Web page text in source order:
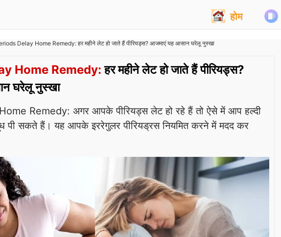
होम
Delay Home Remedy: हर महीने लेट हो जाते हैं पीरियड्स? आजमाएं यह आसान घरेलू नुस्खा
Home Remedy: हर महीने लेट हो जाते हैं पीरियड्स?
घरेलू नुस्खा
Remedy: अगर आपके पीरियड्स लेट हो रहे हैं तो ऐसे में आप हल्दी
पी सकते हैं। यह आपके इररेगुलर पीरियड्रस नियमित करने में मदद कर